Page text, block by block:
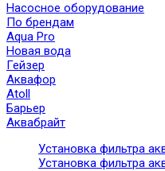
Насосное оборудование
По брендам
Aqua Pro
Новая вода
Гейзер
Аквафор
Atoll
Барьер
Аквабрайт
Установка фильтра
Установка фильтра